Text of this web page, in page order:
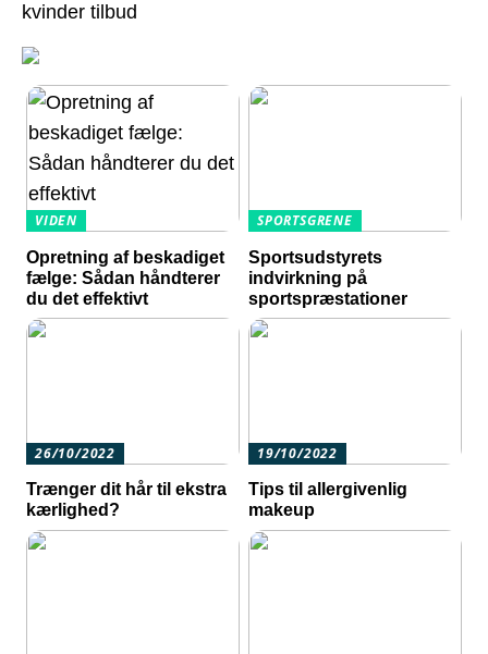
kvinder tilbud
VIDEN
Opretning af beskadiget
fælge: Sådan håndterer
du det effektivt
SPORTSGRENE
Sportsudstyrets
indvirkning på
sportspræstationer
26/10/2022
Trænger dit hår til ekstra
kærlighed?
19/10/2022
Tips til allergivenlig
makeup